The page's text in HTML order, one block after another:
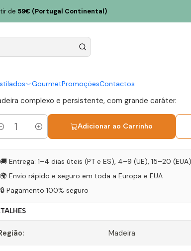
GourmetPromoçõesContactos
de 59€ (Portugal Continental)
H.M. Borges
complexo e persistente, com grande caráter.
Adicionar ao Carrinho
🚚 Entrega: 1–4 dias úteis (PT e ES), 4–9 (UE), 15–20 (EUA)
🌍 Envio rápido e seguro em toda a Europa e EUA
🔒 Pagamento 100% seguro
Madeira